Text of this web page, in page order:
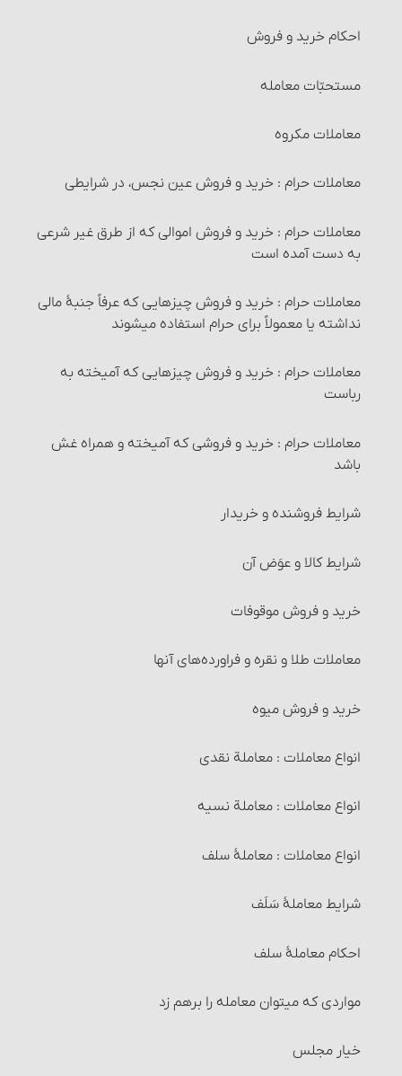
احکام خرید و فروش‏
مستحبّات معامله
معاملات مکروه
معاملات حرام‏ : خرید و فروش عین نجس، در شرایطی
معاملات حرام‏ : خرید و فروش اموالی که از طرق غیر شرعی
به دست آمده است
معاملات حرام‏ : خرید و فروش چیزهایی که عرفاً جنبۀ مالی
نداشته یا معمولاً برای حرام استفاده می‏شوند
معاملات حرام‏ : خرید و فروش چیزهایی که آمیخته به
رباست
معاملات حرام‏ : خرید و فروشی که آمیخته و همراه غش
باشد
شرایط فروشنده و خریدار
شرایط کالا و عوَض آن
خرید و فروش موقوفات
معاملات طلا و نقره و فراورده‌های آنها‏
خرید و فروش میوه‏
انواع معاملات‏ : معاملة نقدی
انواع معاملات‏ : معاملة نسیه
انواع معاملات‏ : معاملۀ سلف‏
شرایط معاملۀ سَلَف
احکام معاملۀ سلف
مواردی که می‏توان معامله را برهم زد
خیار مجلس